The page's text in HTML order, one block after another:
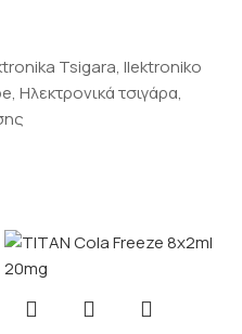
Tsigara, Ilektroniko
, Ηλεκτρονικά τσιγάρα,